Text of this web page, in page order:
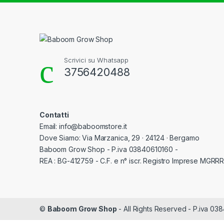
Scrivici su Whatsapp
3756420488
Contatti
Email: info@baboomstore.it
Dove Siamo: Via Marzanica, 29 · 24124 · Bergamo
Baboom Grow Shop - P.iva 03840610160 -
REA : BG-412759 - C.F. e n° iscr. Registro Imprese
© Baboom Grow Shop - All Rights Reserved - P.iva